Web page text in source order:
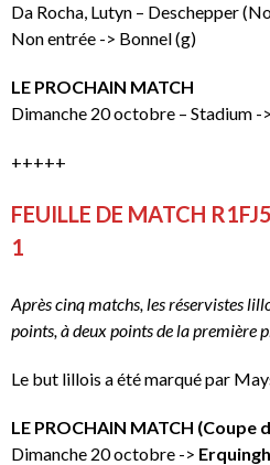
Da Rocha, Lutyn – Deschepper
Non entrée -> Bonnel (g)
LE PROCHAIN MATCH
Dimanche 20 octobre – Stadium ->
+++++
FEUILLE DE MATCH
1
Après cinq matchs, les réservistes
points, à deux points de la première
Le but lillois a été marqué par
LE PROCHAIN MATCH (Coupe
Dimanche 20 octobre ->